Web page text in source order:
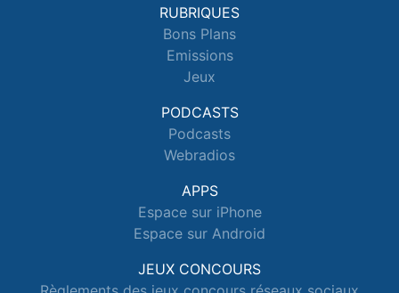
RUBRIQUES
Bons Plans
Emissions
Jeux
PODCASTS
Podcasts
Webradios
APPS
Espace sur iPhone
Espace sur Android
JEUX CONCOURS